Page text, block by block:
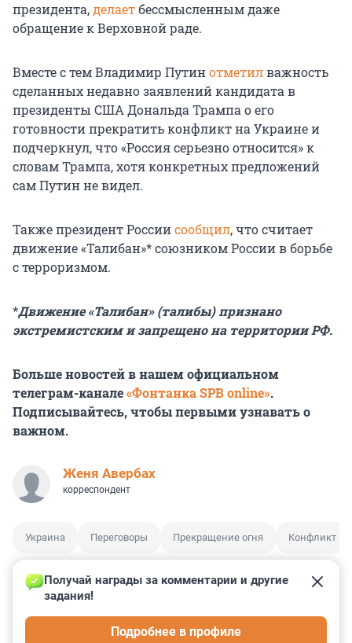
президента,делаетбессмысленным даже
обращение к Верховной раде.
Вместе с тем Владимир Путинотметилважность
сделанных недавно заявлений кандидата в
президенты США Дональда Трампа о его
готовности прекратить конфликт на Украине и
подчеркнул, что «Россия серьезно относится» к
словам Трампа, хотя конкретных предложений
сам Путин не видел.
Также президент Россиисообщил, что считает
движение «Талибан»* союзником России в борьбе
с терроризмом.
*Движение «Талибан» (талибы) признано
экстремистским и запрещено на территории РФ.
Больше новостей в нашем официальном
телеграм-канале«Фонтанка SPB online».
Подписывайтесь, чтобы первыми узнавать о
важном.
Женя Авербах
корреспондент
Украина Переговоры Прекращение огня Конфликт
Получай награды за комментарии и другие
задания!
Подробнее в профиле